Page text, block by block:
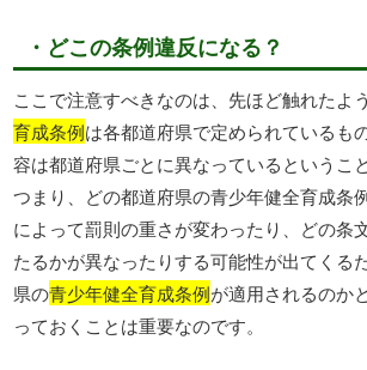
・どこの条例違反になる？
ここで注意すべきなのは、先ほど触れたよ
育成条例は各都道府県で定められているも
容は都道府県ごとに異なっているということ
つまり、どの都道府県の青少年健全育成条
によって罰則の重さが変わったり、どの条
たるかが異なったりする可能性が出てくる
県の青少年健全育成条例が適用されるのか
っておくことは重要なのです。